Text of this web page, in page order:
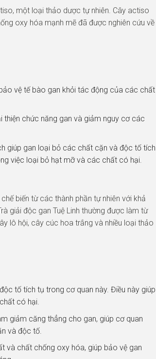
một loại thảo dược tự nhiên. Cây actiso
oxy hóa mạnh mẽ đã được nghiên cứu về
vệ tế bào gan khỏi tác động của các chất
thiện chức năng gan và giảm nguy cơ các
giúp gan loại bỏ các chất cặn và độc tố tích
việc loại bỏ hạt mỡ và các chất có hại.
biến từ các thành phần tự nhiên với khả
giải độc gan Tuệ Linh thường được làm từ
lô hội, cây cúc hoa trắng và nhiều loại thảo
tố tích tụ trong cơ quan này. Điều này giúp
có hại.
giảm căng thẳng cho gan, giúp cơ quan
và độc tố.
và chất chống oxy hóa, giúp bảo vệ gan